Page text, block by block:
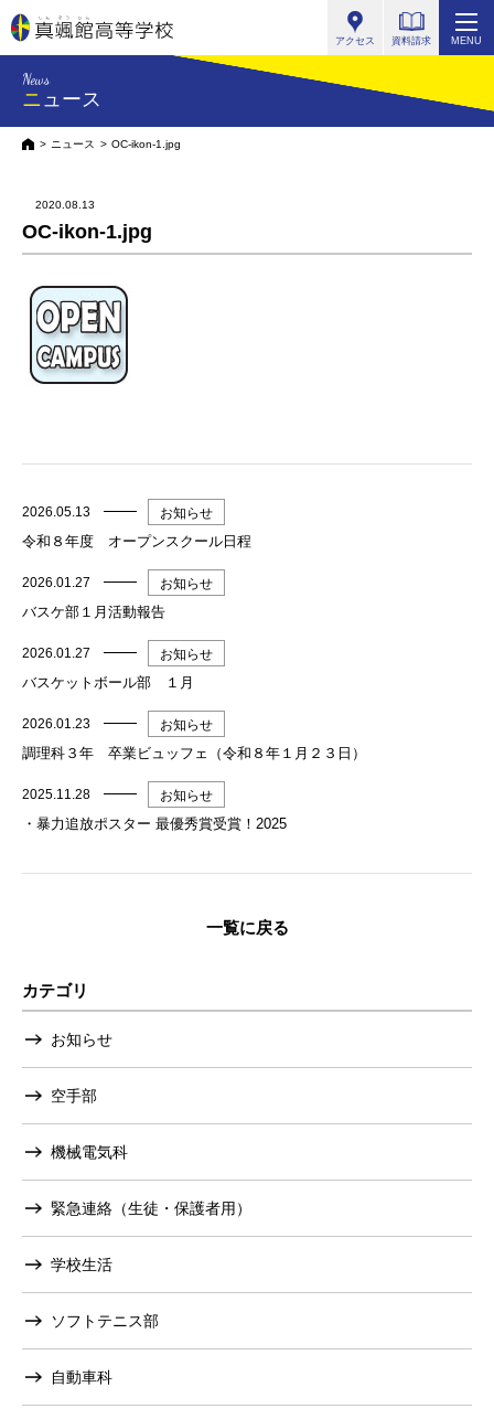
アクセス 資料請求 MENU
News
ニュース
HOMEニュース OC-ikon-1.jpg
2020.08.13
OC-ikon-1.jpg
2026.05.13 お知らせ
令和８年度 オープンスクール日程
2026.01.27 お知らせ
バスケ部１月活動報告
2026.01.27 お知らせ
バスケットボール部 １月
2026.01.23 お知らせ
調理科３年 卒業ビュッフェ（令和８年１月２３日）
2025.11.28 お知らせ
・暴力追放ポスター 最優秀賞受賞！2025
一覧に戻る
カテゴリ
お知らせ
空手部
機械電気科
緊急連絡（生徒・保護者用）
学校生活
ソフトテニス部
自動車科